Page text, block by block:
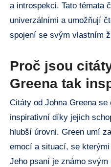
a introspekci. Tato témata
univerzálními a umožňují
spojení se svým vlastním
Proč jsou
Greena tak
Citáty od Johna Greena
inspirativní díky jejich
hlubší úrovni. Green umí
emocí a situací, se
Jeho psaní je známo